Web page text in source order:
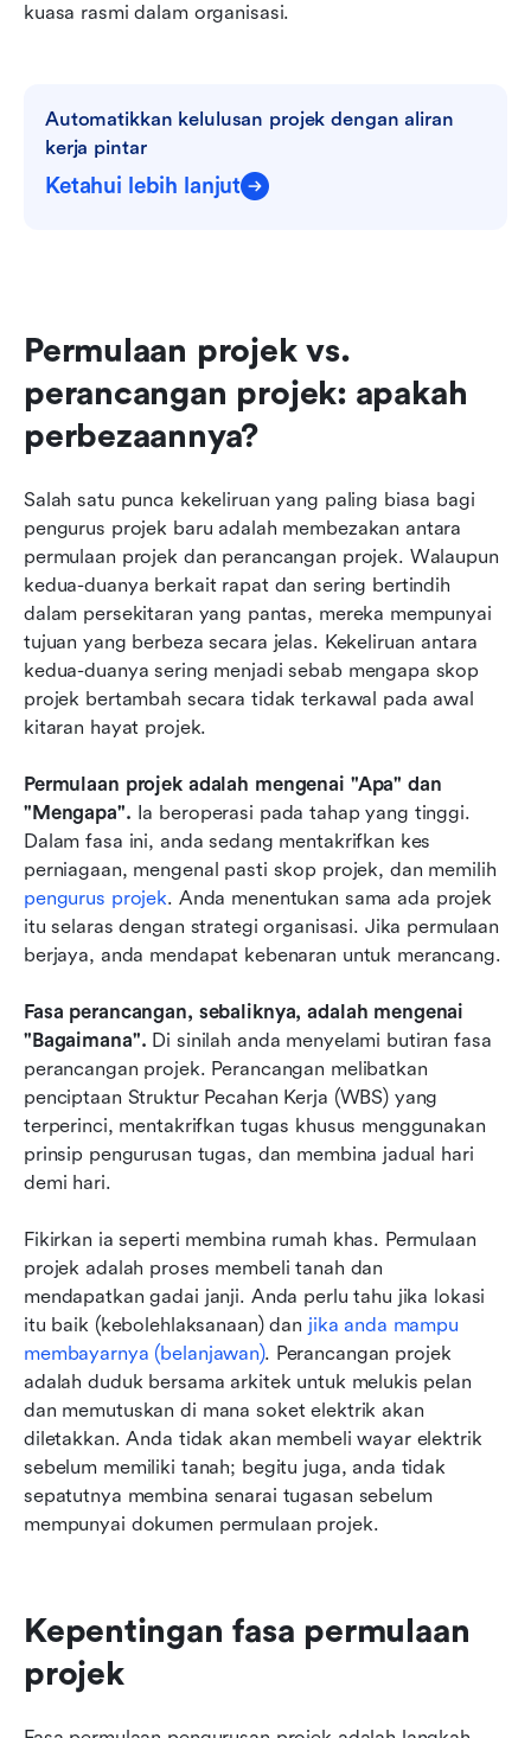
kuasa rasmi dalam organisasi.
Automatikkan kelulusan projek dengan aliran
kerja pintar
Ketahui lebih lanjut
Permulaan projek vs.
perancangan projek: apakah
perbezaannya?
Salah satu punca kekeliruan yang paling biasa bagi
pengurus projek baru adalah membezakan antara
permulaan projek dan perancangan projek. Walaupun
kedua-duanya berkait rapat dan sering bertindih
dalam persekitaran yang pantas, mereka mempunyai
tujuan yang berbeza secara jelas. Kekeliruan antara
kedua-duanya sering menjadi sebab mengapa skop
projek bertambah secara tidak terkawal pada awal
kitaran hayat projek.
Permulaan projek adalah mengenai "Apa" dan
"Mengapa". Ia beroperasi pada tahap yang tinggi.
Dalam fasa ini, anda sedang mentakrifkan kes
pengurus projek. Anda menentukan sama ada projek
itu selaras dengan strategi organisasi. Jika permulaan
berjaya, anda mendapat kebenaran untuk merancang.
Fasa perancangan, sebaliknya, adalah mengenai
"Bagaimana". Di sinilah anda menyelami butiran fasa
perancangan projek. Perancangan melibatkan
penciptaan Struktur Pecahan Kerja (WBS) yang
terperinci, mentakrifkan tugas khusus menggunakan
prinsip pengurusan tugas, dan membina jadual hari
demi hari.
Fikirkan ia seperti membina rumah khas. Permulaan
projek adalah proses membeli tanah dan
mendapatkan gadai janji. Anda perlu tahu jika lokasi
itu baik (kebolehlaksanaan) dan jika anda mampu
membayarnya (belanjawan). Perancangan projek
adalah duduk bersama arkitek untuk melukis pelan
dan memutuskan di mana soket elektrik akan
diletakkan. Anda tidak akan membeli wayar elektrik
sebelum memiliki tanah; begitu juga, anda tidak
sepatutnya membina senarai tugasan sebelum
mempunyai dokumen permulaan projek.
Kepentingan fasa permulaan
projek